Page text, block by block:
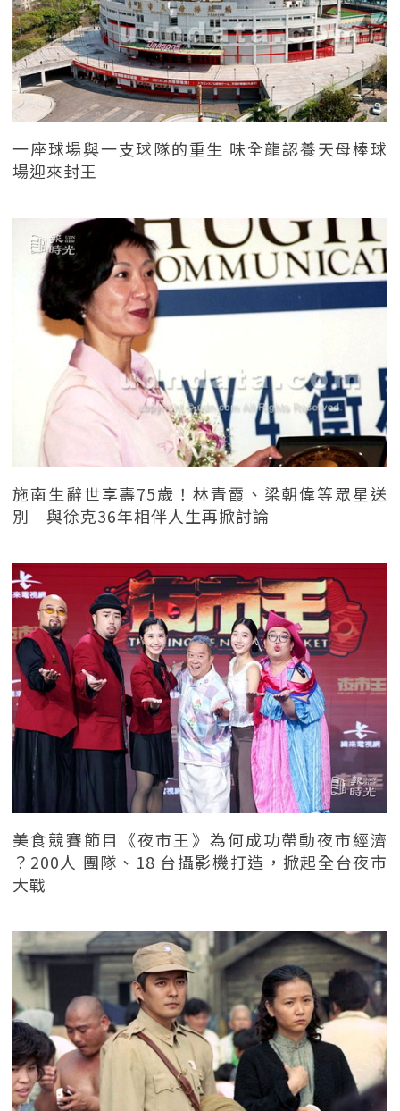
一座球場與一支球隊的重生 味全龍認養天母棒球
場迎來封王
施南生辭世享壽75歲！林青霞、梁朝偉等眾星送
別 與徐克36年相伴人生再掀討論
美食競賽節目《夜市王》為何成功帶動夜市經濟
？200人 團隊、18 台攝影機打造，掀起全台夜市
大戰